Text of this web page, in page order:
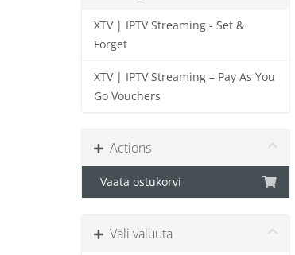
XTV | IPTV Streaming - Set &
Forget
XTV | IPTV Streaming – Pay As You
Go Vouchers
Actions
Vaata ostukorvi
Vali valuuta